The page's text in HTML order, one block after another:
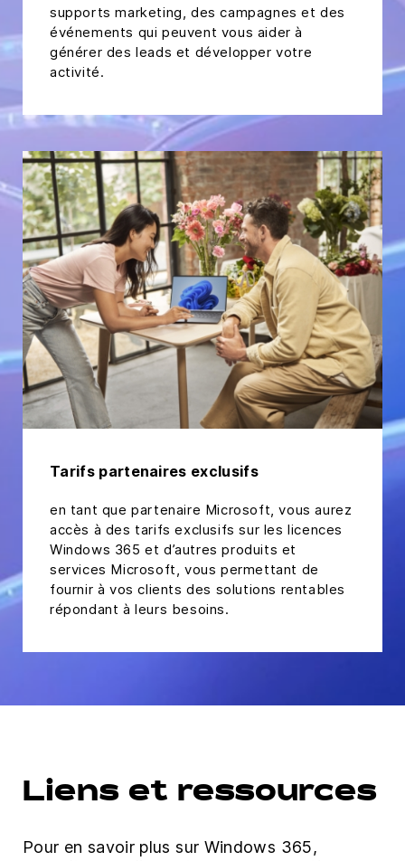
supports marketing, des campagnes et des
événements qui peuvent vous aider à
générer des leads et développer votre
activité.
Tarifs partenaires exclusifs
en tant que partenaire Microsoft, vous aurez
accès à des tarifs exclusifs sur les licences
Windows 365 et d’autres produits et
services Microsoft, vous permettant de
fournir à vos clients des solutions rentables
répondant à leurs besoins.
Liens et ressources
Pour en savoir plus sur Windows 365,